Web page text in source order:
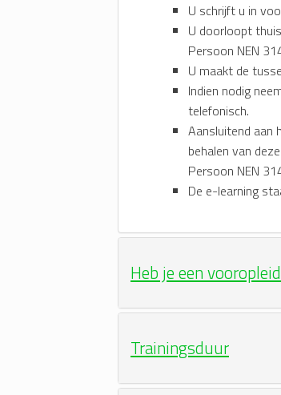
U schrijft u in
U doorloopt
Persoon NEN
U maakt de
Indien nodig
telefonisch.
Aansluitend aan
behalen van
Persoon NEN
De e-learning
Heb je een
Trainingsduur